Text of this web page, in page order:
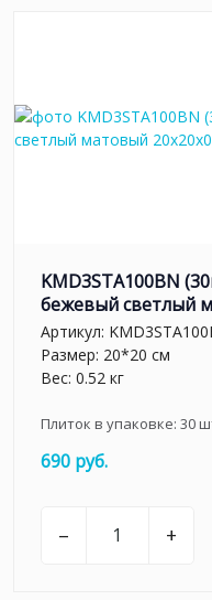
KMD3STA100BN
бежевый светлый
Артикул:
Размер: 20*20 см
Вес: 0.52 кг
Плиток в упаковке: 30
690 руб.
– +